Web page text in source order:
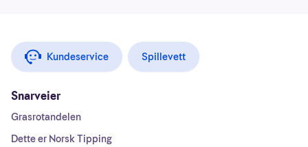
Kundeservice Spillevett
Snarveier
Grasrotandelen
Dette er Norsk Tipping